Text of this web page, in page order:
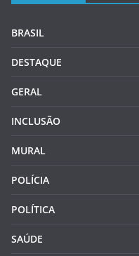
BRASIL
DESTAQUE
GERAL
INCLUSÃO
MURAL
POLÍCIA
POLÍTICA
SAÚDE